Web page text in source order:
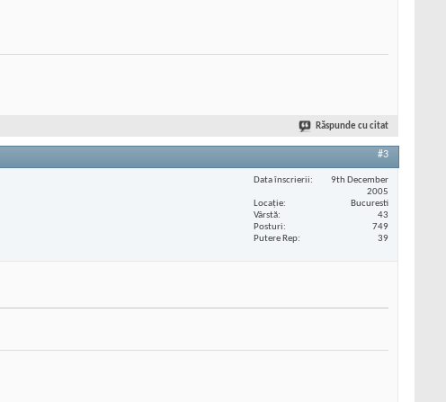
Răspunde cu citat
#3
Data înscrierii
9th December
2005
Locaţie
Bucuresti
Vârstă
43
Posturi
749
Putere Rep
39